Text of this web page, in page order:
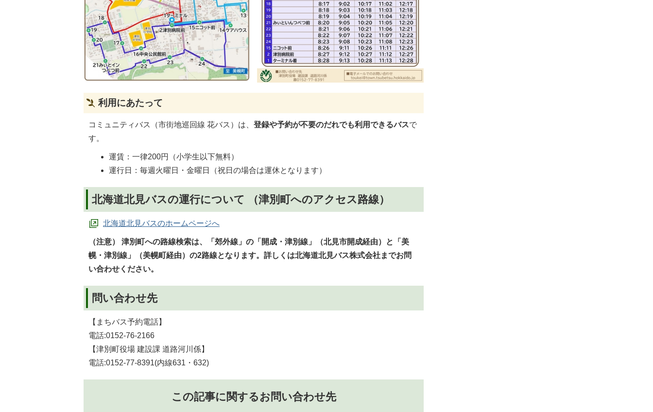
利用にあたって
コミュニティバス（市街地巡回線 花バス）は、 登録や予約が不要のだれでも利用できるバスで
す。
運賃：一律200円（小学生以下無料）
運行日：毎週火曜日・金曜日（祝日の場合は運休となります）
北海道北見バスの運行について （津別町へのアクセス路線）
北海道北見バスのホームページへ
（注意） 津別町への路線検索は、「郊外線」の「開成・津別線」（北見市開成経由）と「美
幌・津別線」（美幌町経由）の2路線となります。詳しくは北海道北見バス株式会社までお問
い合わせください。
問い合わせ先
【まちバス予約電話】
電話:0152-76-2166
【津別町役場 建設課 道路河川係】
電話:0152-77-8391(内線631・632)
この記事に関するお問い合わせ先